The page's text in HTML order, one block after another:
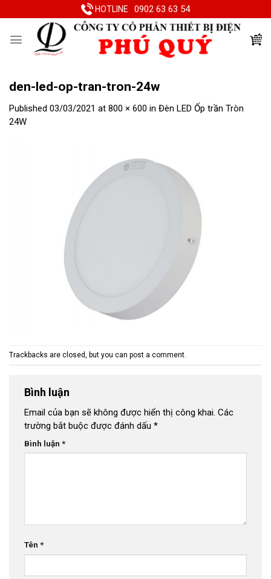
to
HOTLINE 0902 63 63 54
den-led-op-tran-tron-24w
Published 03/03/2021 at 800 × 600 in Đèn LED Ốp trần Tròn
24W
Trackbacks are closed, but you can post a comment.
Bình luận
Email của bạn sẽ không được hiển thị công khai. Các
trường bắt buộc được đánh dấu *
Bình luận *
Tên *